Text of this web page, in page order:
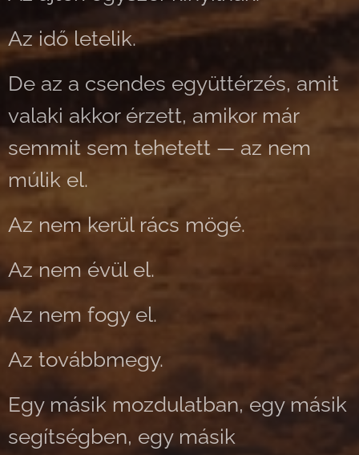
Az idő letelik.
De az a csendes együttérzés, amit
valaki akkor érzett, amikor már
semmit sem tehetett — az nem
múlik el.
Az nem kerül rács mögé.
Az nem évül el.
Az nem fogy el.
Az továbbmegy.
Egy másik mozdulatban, egy másik
segítségben, egy másik